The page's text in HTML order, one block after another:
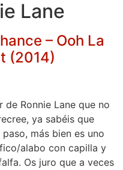
Lane
– Ooh La
(2014)
de Ronnie Lane que no
ya sabéis que
más bien es uno
alabo con capilla y
Os juro que a veces